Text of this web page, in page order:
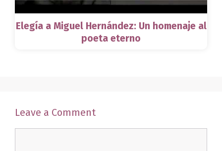
Elegía a Miguel Hernández: Un homenaje al
poeta eterno
Leave a Comment